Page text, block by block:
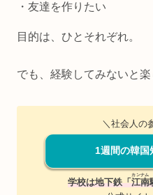
・友達を作りたい
目的は、ひとそれぞれ。
でも、経験してみないと
＼社会人の
1週間の韓国
学校は地下鉄「江南
カンナム